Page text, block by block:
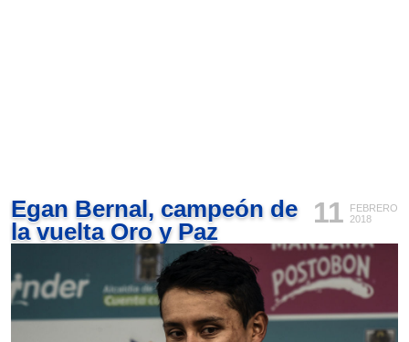
11
FEBRERO
2018
Egan Bernal, campeón de
la vuelta Oro y Paz